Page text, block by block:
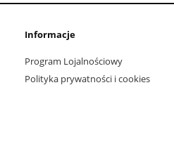
Informacje
Program Lojalnościowy
Polityka prywatności i cookies